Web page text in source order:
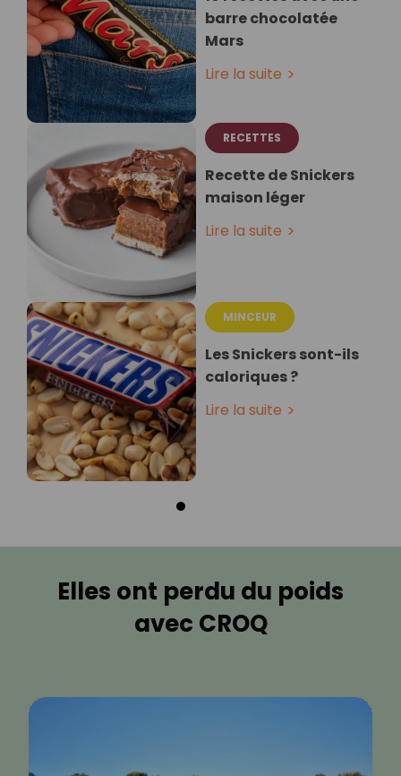
barre chocolatée
Mars
Lire la suite
RECETTES
Recette de Snickers
maison léger
Lire la suite
MINCEUR
Les Snickers sont-ils
caloriques ?
Lire la suite
Elles ont perdu du poids
avec CROQ